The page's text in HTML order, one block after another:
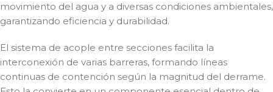
movimiento del agua y a diversas condiciones ambientales,
garantizando eficiencia y durabilidad.
El sistema de acople entre secciones facilita la
interconexión de varias barreras, formando líneas
continuas de contención según la magnitud del derrame.